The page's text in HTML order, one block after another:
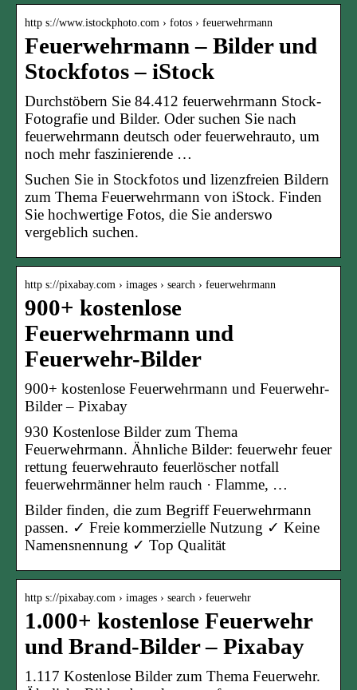
http s://www.istockphoto.com › fotos › feuerwehrmann
Feuerwehrmann – Bilder und
Stockfotos – iStock
Durchstöbern Sie 84.412 feuerwehrmann Stock-
Fotografie und Bilder. Oder suchen Sie nach
feuerwehrmann deutsch oder feuerwehrauto, um
noch mehr faszinierende …
Suchen Sie in Stockfotos und lizenzfreien Bildern
zum Thema Feuerwehrmann von iStock. Finden
Sie hochwertige Fotos, die Sie anderswo
vergeblich suchen.
http s://pixabay.com › images › search › feuerwehrmann
900+ kostenlose
Feuerwehrmann und
Feuerwehr-Bilder
900+ kostenlose Feuerwehrmann und Feuerwehr-
Bilder – Pixabay
930 Kostenlose Bilder zum Thema
Feuerwehrmann. Ähnliche Bilder: feuerwehr feuer
rettung feuerwehrauto feuerlöscher notfall
feuerwehrmänner helm rauch · Flamme, …
Bilder finden, die zum Begriff Feuerwehrmann
passen. ✓ Freie kommerzielle Nutzung ✓ Keine
Namensnennung ✓ Top Qualität
http s://pixabay.com › images › search › feuerwehr
1.000+ kostenlose Feuerwehr
und Brand-Bilder – Pixabay
1.117 Kostenlose Bilder zum Thema Feuerwehr.